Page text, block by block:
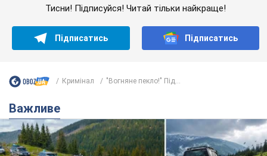
"Джипінг руйнує екосистеми, які формувалися
сотні років": у Greenpeace забили на сполох
У високогір'ї розташовані альпійські та субальпійські луки –
рідкісні природні комплекси, які формувалися протягом